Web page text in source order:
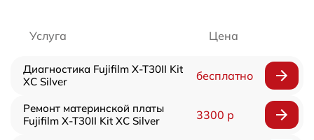
Услуга Цена
Диагностика Fujifilm X-T30II Kit
XC Silver
бесплатно
Ремонт материнской платы
Fujifilm X-T30II Kit XC Silver
3300 р